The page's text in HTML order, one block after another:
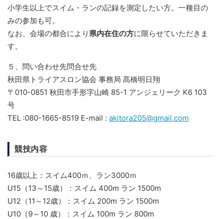
小学生以上でスイム・ランの記録を測定したい方。一種目の
みの参加も可。
なお、会場の都合により県内在住の方に限らせていただきま
す。
５、問い合わせ先問合せ先
秋田県トライアスロン協会 事務局 髙橋明日翔
〒010-0851 秋田市手形字山崎 85-1 アンジェリーク K6 103
号
TEL :080-1665-8519 E-mail : akitora205@gmail.com
競技内容
16歳以上：スイム400ｍ、ラン3000ｍ
U15（13～15歳）：スイム 400m ラン 1500m
U12（11～12歳）：スイム 200m ラン 1500m
U10（9～10 歳）：スイム 100m ラン 800m